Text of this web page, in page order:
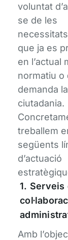
voluntat
se de les
que ja es
en l’actual
normatiu o
demanda la
ciutadania.
treballem
següents
d’actuació
1. Serveis
Amb